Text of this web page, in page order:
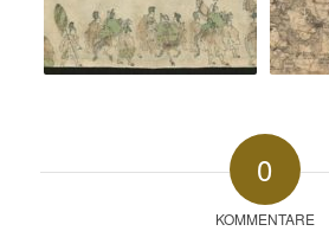
0
KOMMENTARE